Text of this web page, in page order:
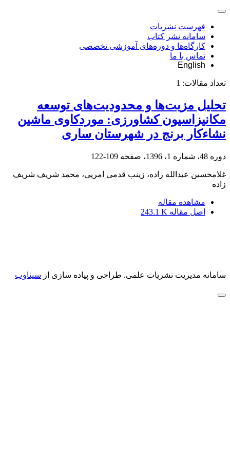
فهرست نشریات
سامانه نشر کتاب
کارگاه‌ها و دوره‌های آموزشی تخصصی
تماس با ما
English
تعداد مقالات: 1
تحلیل مزیت‌ها و محدودیت‌های توسعه
مکانیزاسیون کشاورزی: موردکاوی ماشین
نشاءکار برنج در شهرستان ساری
دوره 48، شماره 1، 1396، صفحه 109-122
غلامحسین عبدالله زاده، زینب قدمی امریی، محمد شریف شریف
زاده
مشاهده مقاله
اصل مقاله 243.1 K
سامانه مدیریت نشریات علمی. طراحی و پیاده سازی از سیناوب